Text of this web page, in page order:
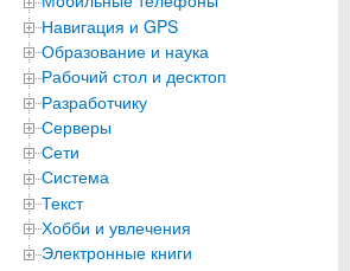
Навигация и GPS
Образование и наука
Рабочий стол и десктоп
Разработчику
Серверы
Сети
Система
Текст
Хобби и увлечения
Электронные книги